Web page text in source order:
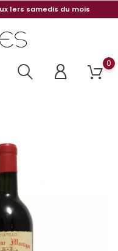
1ers samedis du mois
0